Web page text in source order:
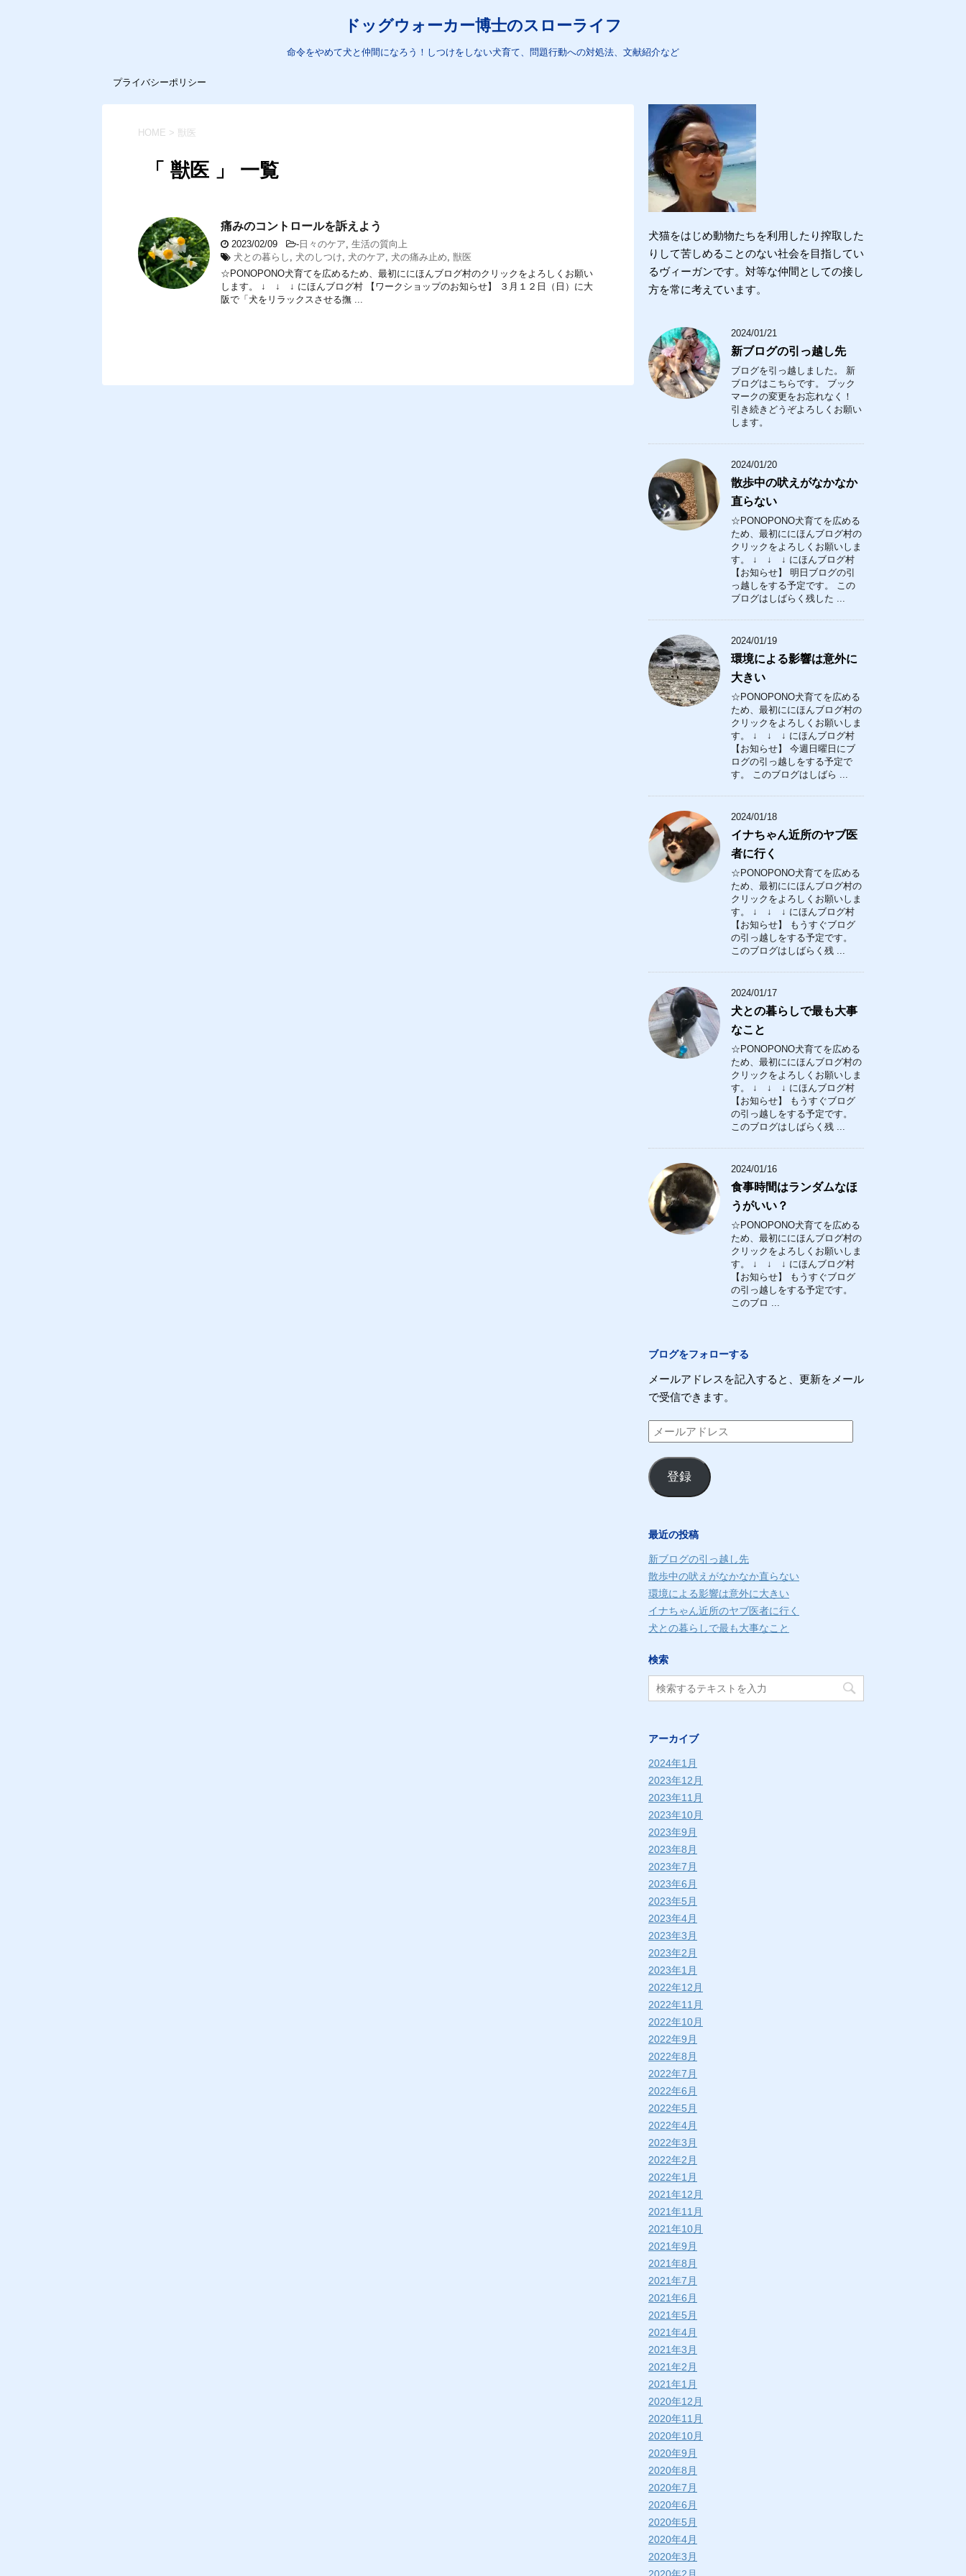
ドッグウォーカー博士のスローライフ
命令をやめて犬と仲間になろう！しつけをしない犬育て、問題行動への対処法、文献紹介など
プライバシーポリシー
HOME > 獣医
「 獣医 」 一覧
痛みのコントロールを訴えよう
2023/02/09 - 日々のケア, 生活の質向上
犬との暮らし , 犬のしつけ, 犬のケア, 犬の痛み止め, 獣医
☆PONOPONO犬育てを広めるため、最初ににほんブログ村のクリックをよろしくお願い
します。 ↓ ↓ ↓ にほんブログ村 【ワークショップのお知らせ】 ３月１２日（日）に大
阪で「犬をリラックスさせる撫 ...
犬猫をはじめ動物たちを利用したり搾取した
りして苦しめることのない社会を目指してい
るヴィーガンです。対等な仲間としての接し
方を常に考えています。
2024/01/21
新ブログの引っ越し先
ブログを引っ越しました。 新
ブログはこちらです。 ブック
マークの変更をお忘れなく！
引き続きどうぞよろしくお願い
します。
2024/01/20
散歩中の吠えがなかなか
直らない
☆PONOPONO犬育てを広める
ため、最初ににほんブログ村の
クリックをよろしくお願いしま
す。 ↓ ↓ ↓ にほんブログ村
【お知らせ】 明日ブログの引
っ越しをする予定です。 この
ブログはしばらく残した ...
2024/01/19
環境による影響は意外に
大きい
☆PONOPONO犬育てを広める
ため、最初ににほんブログ村の
クリックをよろしくお願いしま
す。 ↓ ↓ ↓ にほんブログ村
【お知らせ】 今週日曜日にブ
ログの引っ越しをする予定で
す。 このブログはしばら ...
2024/01/18
イナちゃん近所のヤブ医
者に行く
☆PONOPONO犬育てを広める
ため、最初ににほんブログ村の
クリックをよろしくお願いしま
す。 ↓ ↓ ↓ にほんブログ村
【お知らせ】 もうすぐブログ
の引っ越しをする予定です。
このブログはしばらく残 ...
2024/01/17
犬との暮らしで最も大事
なこと
☆PONOPONO犬育てを広める
ため、最初ににほんブログ村の
クリックをよろしくお願いしま
す。 ↓ ↓ ↓ にほんブログ村
【お知らせ】 もうすぐブログ
の引っ越しをする予定です。
このブログはしばらく残 ...
2024/01/16
食事時間はランダムなほ
うがいい？
☆PONOPONO犬育てを広める
ため、最初ににほんブログ村の
クリックをよろしくお願いしま
す。 ↓ ↓ ↓ にほんブログ村
【お知らせ】 もうすぐブログ
の引っ越しをする予定です。
このブロ ...
ブログをフォローする
メールアドレスを記入すると、更新をメール
で受信できます。
メ
ー
ル
ア
ス
登録
最近の投稿
新ブログの引っ越し先
散歩中の吠えがなかなか直らない
環境による影響は意外に大きい
イナちゃん近所のヤブ医者に行く
犬との暮らしで最も大事なこと
検索
アーカイブ
2024年1月
2023年12月
2023年11月
2023年10月
2023年9月
2023年8月
2023年7月
2023年6月
2023年5月
2023年4月
2023年3月
2023年2月
2023年1月
2022年12月
2022年11月
2022年10月
2022年9月
2022年8月
2022年7月
2022年6月
2022年5月
2022年4月
2022年3月
2022年2月
2022年1月
2021年12月
2021年11月
2021年10月
2021年9月
2021年8月
2021年7月
2021年6月
2021年5月
2021年4月
2021年3月
2021年2月
2021年1月
2020年12月
2020年11月
2020年10月
2020年9月
2020年8月
2020年7月
2020年6月
2020年5月
2020年4月
2020年3月
2020年2月